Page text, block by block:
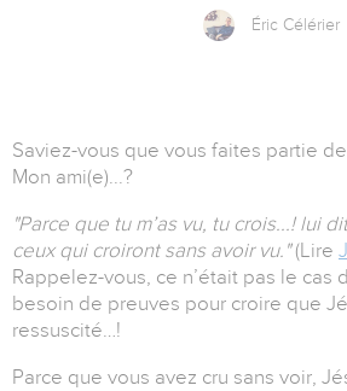
Éric Célérier
Saviez-vous que vous faites partie
Mon ami(e)...?
"Parce que tu m’as vu, tu crois...! lui
ceux qui croiront sans avoir vu."(Lire
Rappelez-vous, ce n’était pas le cas
besoin de preuves pour croire que
ressuscité…!
Parce que vous avez cru sans voir,